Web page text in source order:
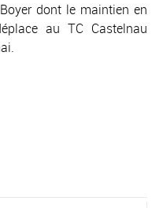
dont le maintien en
au TC Castelnau